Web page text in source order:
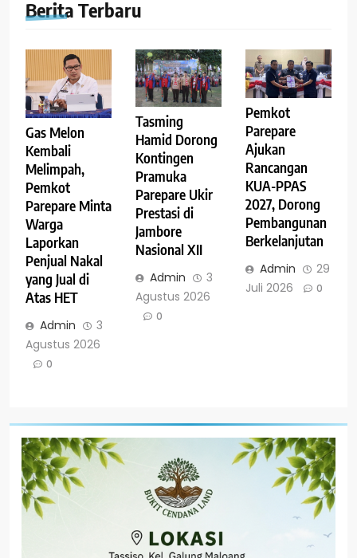
Berita Terbaru
Gas Melon
Kembali
Melimpah,
Pemkot
Parepare Minta
Warga
Laporkan
Penjual Nakal
yang Jual di
Atas HET
Admin
3
Agustus 2026
0
Tasming
Hamid Dorong
Kontingen
Pramuka
Parepare Ukir
Prestasi di
Jambore
Nasional XII
Admin
3
Agustus 2026
0
Pemkot
Parepare
Ajukan
Rancangan
KUA-PPAS
2027, Dorong
Pembangunan
Berkelanjutan
Admin
29
Juli 2026
0